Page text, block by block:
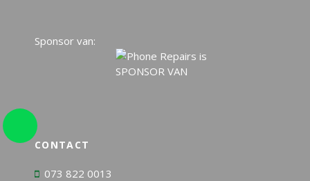
Sponsor van:
CONTACT
073 822 0013